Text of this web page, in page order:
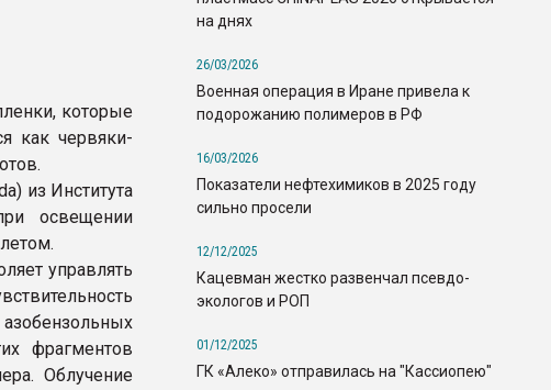
которые
как червяки-
из Института
освещении
управлять
фрагментов
Облучение
на днях
26/03/2026
Военная операция в Иране привела к
подорожанию полимеров в РФ
16/03/2026
Показатели нефтехимиков в 2025 году
сильно просели
12/12/2025
Кацевман жестко развенчал псевдо-
экологов и РОП
01/12/2025
ГК «Алеко» отправилась на "Кассиопею"